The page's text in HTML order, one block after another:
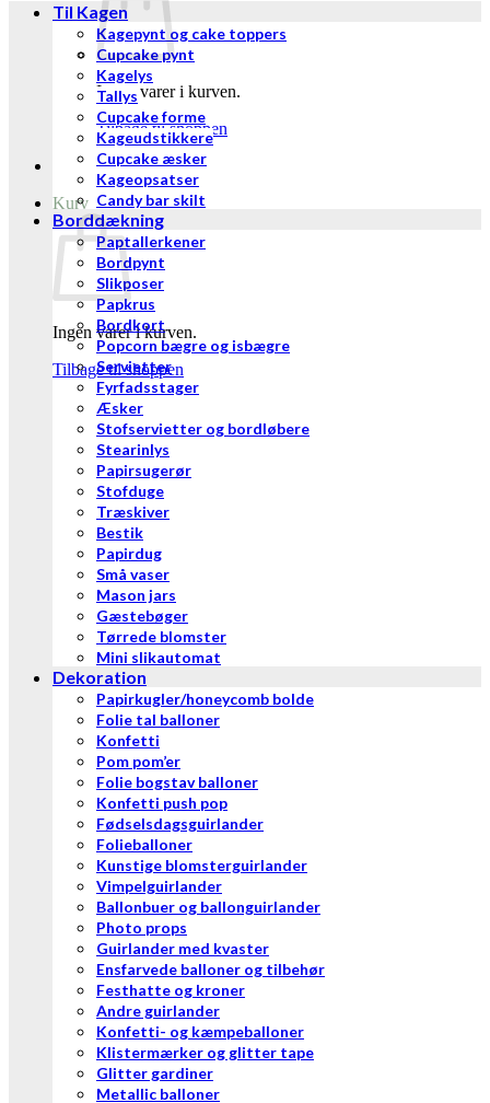
Ingen varer i kurven.
Tilbage til shoppen
Kurv
Ingen varer i kurven.
Tilbage til shoppen
Til Kagen
Kagepynt og cake toppers
Cupcake pynt
Kagelys
Tallys
Cupcake forme
Kageudstikkere
Cupcake æsker
Kageopsatser
Candy bar skilt
Borddækning
Paptallerkener
Bordpynt
Slikposer
Papkrus
Bordkort
Popcorn bægre og isbægre
Servietter
Fyrfadsstager
Æsker
Stofservietter og bordløbere
Stearinlys
Papirsugerør
Stofduge
Træskiver
Bestik
Papirdug
Små vaser
Mason jars
Gæstebøger
Tørrede blomster
Mini slikautomat
Dekoration
Papirkugler/honeycomb bolde
Folie tal balloner
Konfetti
Pom pom’er
Folie bogstav balloner
Konfetti push pop
Fødselsdagsguirlander
Folieballoner
Kunstige blomsterguirlander
Vimpelguirlander
Ballonbuer og ballonguirlander
Photo props
Guirlander med kvaster
Ensfarvede balloner og tilbehør
Festhatte og kroner
Andre guirlander
Konfetti- og kæmpeballoner
Klistermærker og glitter tape
Glitter gardiner
Metallic balloner